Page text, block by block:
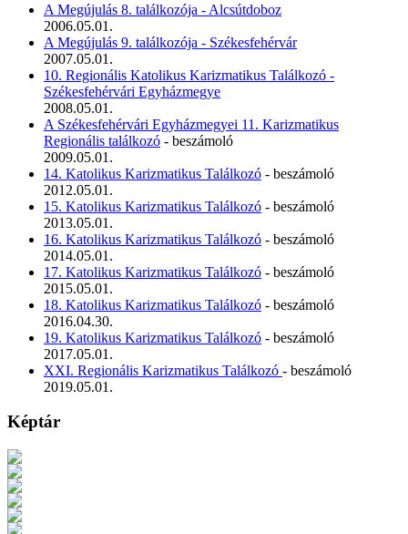
A Megújulás 8. találkozója - Alcsútdoboz
2006.05.01.
A Megújulás 9. találkozója - Székesfehérvár
2007.05.01.
10. Regionális Katolikus Karizmatikus Találkozó -
Székesfehérvári Egyházmegye
2008.05.01.
A Székesfehérvári Egyházmegyei 11. Karizmatikus
Regionális találkozó - beszámoló
2009.05.01.
14. Katolikus Karizmatikus Találkozó - beszámoló
2012.05.01.
15. Katolikus Karizmatikus Találkozó - beszámoló
2013.05.01.
16. Katolikus Karizmatikus Találkozó - beszámoló
2014.05.01.
17. Katolikus Karizmatikus Találkozó - beszámoló
2015.05.01.
18. Katolikus Karizmatikus Találkozó - beszámoló
2016.04.30.
19. Katolikus Karizmatikus Találkozó - beszámoló
2017.05.01.
XXI. Regionális Karizmatikus Találkozó - beszámoló
2019.05.01.
Képtár